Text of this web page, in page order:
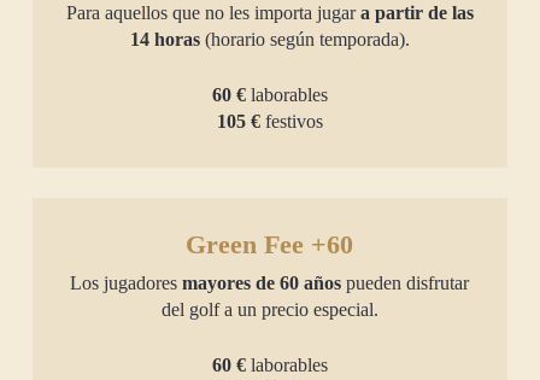
Para aquellos que no les importa jugara partir de las
14 horas(horario según temporada).
60 € laborables
105 € festivos
Green Fee +60
Los jugadoresmayores de 60 años pueden disfrutar
del golf a un precio especial.
60 € laborables